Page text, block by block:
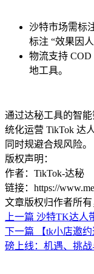
沙特市场需标
标注 “效果因人
物流支持 COD
地工具。
通过达秘工具的智
统化运营 TikTok 达
同时规避合规风险。
版权声明：
作者：TikTok-达秘
链接：https://
文章版权归作者所有
上一篇 沙特TK达人
下一篇
【tk小店邀
磅上线：机遇、挑